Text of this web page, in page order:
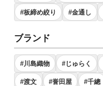
#板締め絞り #金通し
ブランド
#川島織物 #じゅらく
#渡文 #誉田屋 #千總